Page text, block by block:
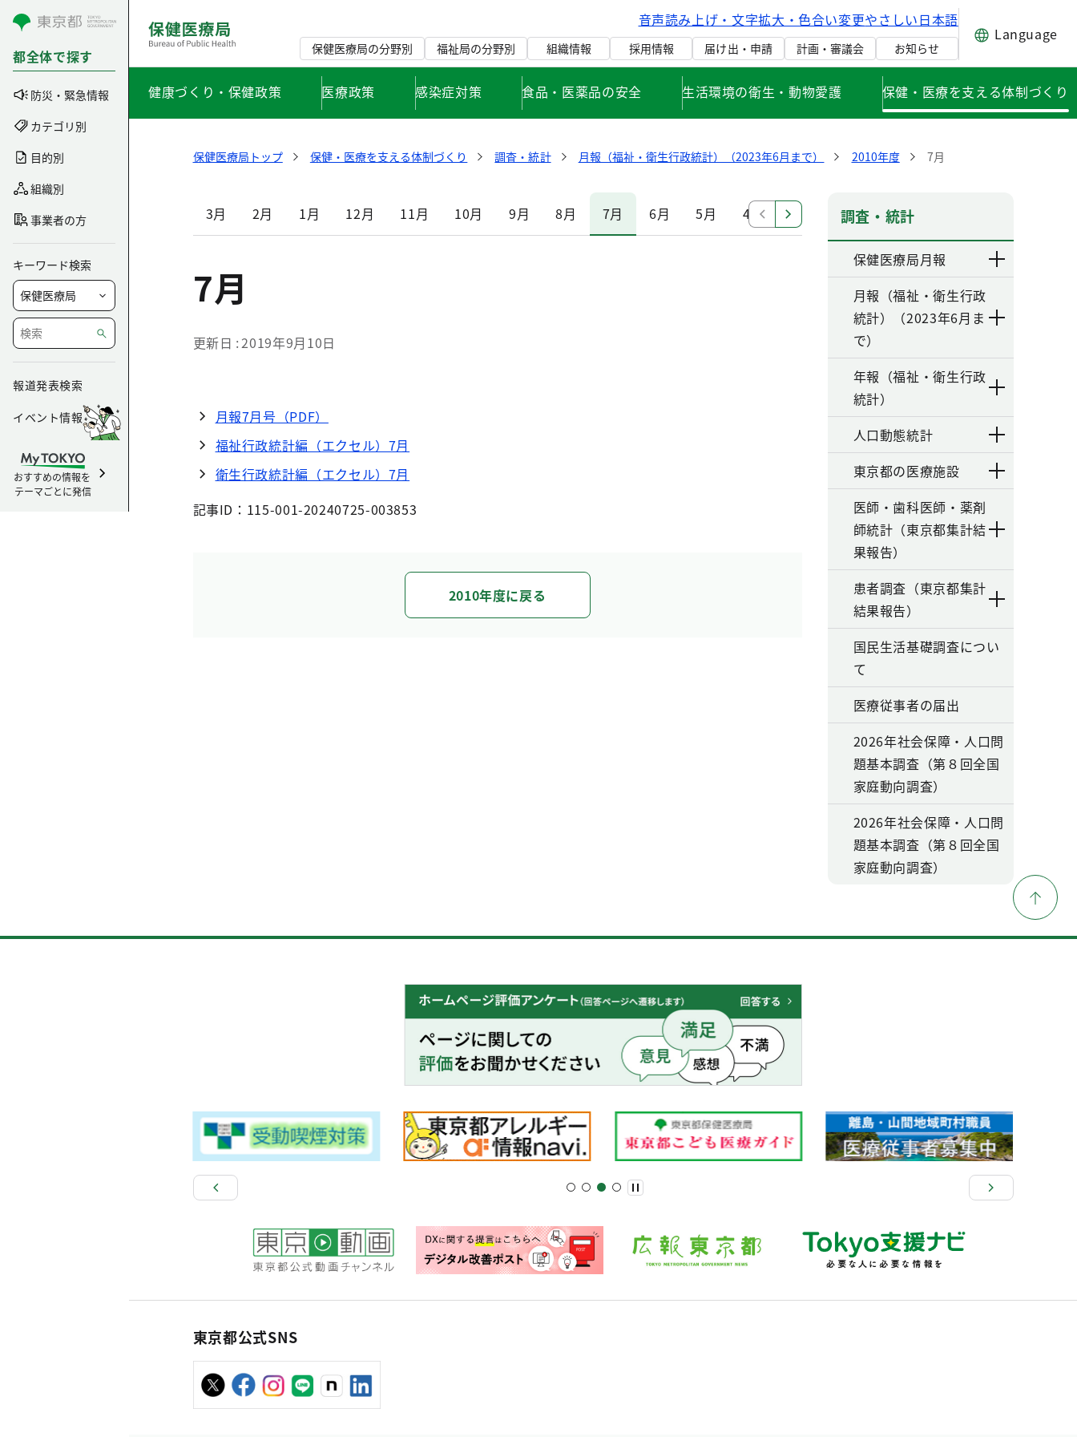
コンテンツにスキップ
都全体で探す
防災・緊急情報
カテゴリ別
目的別
組織別
事業者の方
キーワード検索
報道発表検索
イベント情報
おすすめの情報を
テーマごとに発信
音声読み上げ・文字拡大・色合い変更やさしい日本語
保健医療局の分野別 福祉局の分野別 組織情報 採用情報 届け出・申請 計画・審議会 お知らせ
Language
健康づくり・保健政策 医療政策 感染症対策 食品・医薬品の安全 生活環境の衛生・動物愛護 保健・医療を支える体制づくり
保健医療局トップ 保健・医療を支える体制づくり 調査・統計 月報（福祉・衛生行政統計）（2023年6月まで） 2010年度 7月
3月 2月 1月 12月 11月 10月 9月 8月 7月 6月 5月 4月
7月
更新日 2019年9月10日
月報7月号（PDF）
福祉行政統計編（エクセル）7月
衛生行政統計編（エクセル）7月
記事ID：115-001-20240725-003853
2010年度に戻る
調査・統計
保健医療局月報
月報（福祉・衛生行政
統計）（2023年6月ま
で）
年報（福祉・衛生行政
統計）
人口動態統計
東京都の医療施設
医師・歯科医師・薬剤
師統計（東京都集計結
果報告）
患者調査（東京都集計
結果報告）
国民生活基礎調査につい
て
医療従事者の届出
2026年社会保障・人口問
題基本調査（第８回全国
家庭動向調査）
2026年社会保障・人口問
題基本調査（第８回全国
家庭動向調査）
東京都公式SNS